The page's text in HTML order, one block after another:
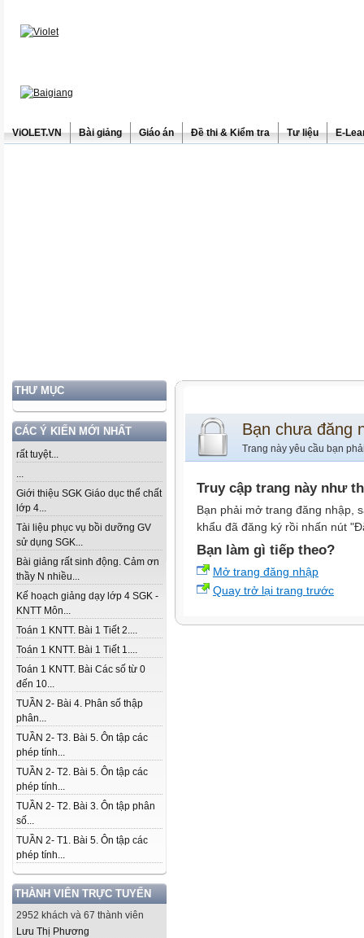
ViOLET.VN Bài giảng Giáo án Đề thi & Kiểm tra Tư liệu E-
THƯ MỤC
CÁC Ý KIẾN MỚI NHẤT
rất tuyệt...
...
Giới thiệu SGK Giáo dục thể chất
lớp 4...
Tài liệu phục vụ bồi dưỡng GV
sử dụng SGK...
Bài giảng rất sinh động. Cảm ơn
thầy N nhiều...
Kế hoạch giảng dạy lớp 4 SGK -
KNTT Môn...
Toán 1 KNTT. Bài 1 Tiết 2....
Toán 1 KNTT. Bài 1 Tiết 1....
Toán 1 KNTT. Bài Các số từ 0
đến 10...
TUẦN 2- Bài 4. Phân số thập
phân...
TUẦN 2- T3. Bài 5. Ôn tập các
phép tính...
TUẦN 2- T2. Bài 5. Ôn tập các
phép tính...
TUẦN 2- T2. Bài 3. Ôn tập phân
số...
TUẦN 2- T1. Bài 5. Ôn tập các
phép tính...
THÀNH VIÊN TRỰC TUYẾN
2952 khách và 67 thành viên
Lưu Thị Phương
Bạn chưa đăng
Trang này yêu cầu bạn
Truy cập trang này như
Bạn phải mở trang đăng nhập,
khẩu đã đăng ký rồi nhấn nút
Bạn làm gì tiếp theo?
Mở trang đăng nhập
Quay trở lại trang trước